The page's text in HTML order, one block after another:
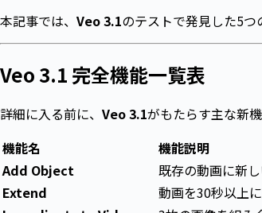
本記事では、 Veo 3.1のテストで発見した5つ
Veo 3.1 完全機能一覧表
詳細に入る前に、 Veo 3.1がもたらす主な新
機能名
機能説明
Add Object
既存の動画に新
Extend
動画を30秒以上